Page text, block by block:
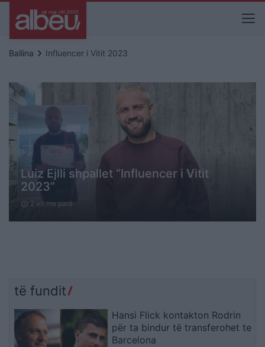
Ballina keyboard_arrow_right Influencer i Vitit 2023
Luiz Ejlli shpallet “Influencer i Vitit
2023”
schedule 2 vit me parë
të fundit
Hansi Flick kontakton Rodrin
për ta bindur të transferohet te
Barcelona